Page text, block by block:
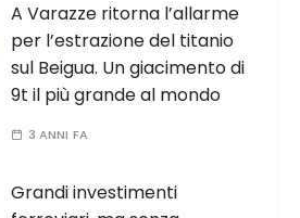
A Varazze ritorna l’allarme
per l’estrazione del titanio
sul Beigua. Un giacimento di
9t il più grande al mondo
3 ANNI FA
Grandi investimenti